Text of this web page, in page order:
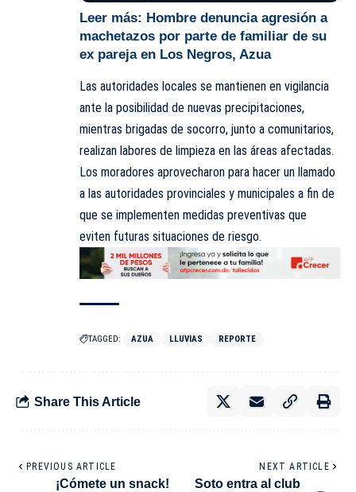
Leer más: Hombre denuncia agresión a
machetazos por parte de familiar de su
ex pareja en Los Negros, Azua
Las autoridades locales se mantienen en vigilancia
ante la posibilidad de nuevas precipitaciones,
mientras brigadas de socorro, junto a comunitarios,
realizan labores de limpieza en las áreas afectadas.
Los moradores aprovecharon para hacer un llamado
a las autoridades provinciales y municipales a fin de
que se implementen medidas preventivas que
eviten futuras situaciones de riesgo.
TAGGED: AZUA LLUVIAS REPORTE
Share This Article
PREVIOUS ARTICLE
¡Cómete un snack!
NEXT ARTICLE
Soto entra al club